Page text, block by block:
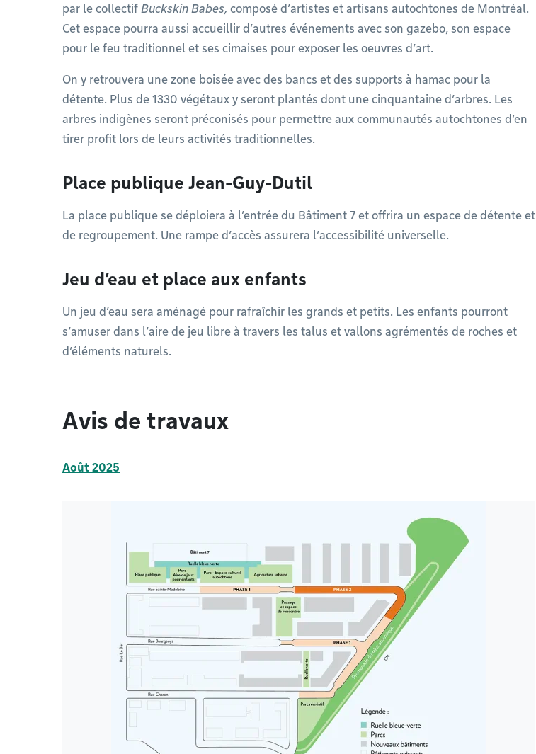
par le collectif Buckskin Babes, composé d’artistes et artisans autochtones de Montréal.
Cet espace pourra aussi accueillir d’autres événements avec son gazebo, son espace
pour le feu traditionnel et ses cimaises pour exposer les oeuvres d’art.​
On y retrouvera une zone boisée avec des bancs et des supports à hamac pour la
détente. Plus de 1330 végétaux y seront plantés dont une cinquantaine d’arbres. Les
arbres indigènes seront préconisés pour permettre aux communautés autochtones d’en
tirer profit lors de leurs activités traditionnelles.​
Place publique Jean-Guy-Dutil
La place publique se déploiera à l’entrée du Bâtiment 7 et offrira un espace de détente et
de regroupement. Une rampe d’accès assurera l’accessibilité universelle.​
Jeu d’eau et place aux enfants
Un jeu d’eau sera aménagé pour rafraîchir les grands et petits. Les enfants pourront
s’amuser dans l’aire de jeu libre à travers les talus et vallons agrémentés de roches et
d’éléments naturels.
Avis de travaux
Août 2025